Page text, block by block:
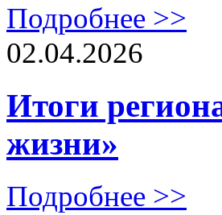
Подробнее >>
02.04.2026
Итоги
жизни»
Подробнее >>